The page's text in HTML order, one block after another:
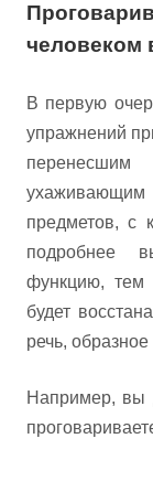
человеком
В первую
упражнений
перенесшим
предметов, с
подробнее
функцию, тем
будет
речь,
Например, вы